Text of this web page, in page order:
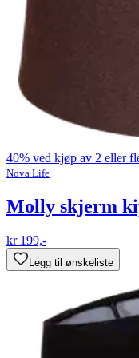
40% ved kjøp av 2 eller
Nova Life
Molly skjerm
kr 199,-
Legg til ønskeliste